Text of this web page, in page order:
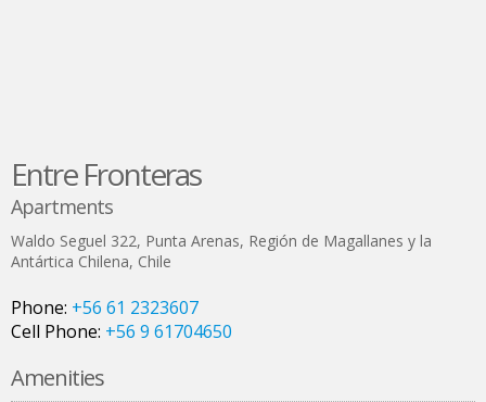
Entre Fronteras
Apartments
Waldo Seguel 322, Punta Arenas, Región de Magallanes y la
Antártica Chilena, Chile
Phone: +56 61 2323607
Cell Phone: +56 9 61704650
Amenities